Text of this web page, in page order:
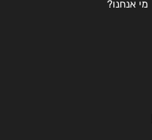
מי אנחנו?